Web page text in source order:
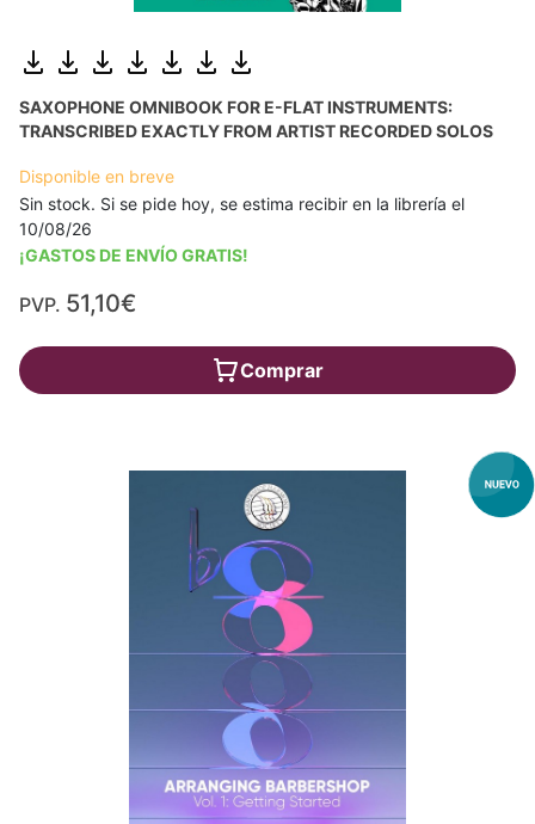
SAXOPHONE OMNIBOOK FOR E-FLAT INSTRUMENTS:
TRANSCRIBED EXACTLY FROM ARTIST RECORDED SOLOS
Disponible en breve
Sin stock. Si se pide hoy, se estima recibir en la librería el
10/08/26
¡GASTOS DE ENVÍO GRATIS!
PVP. 51,10€
Comprar